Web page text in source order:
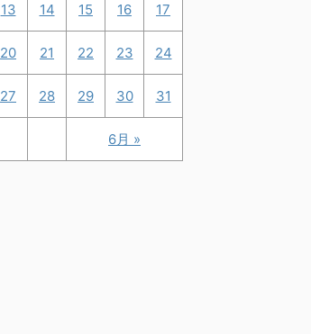
6月 »
13 14 15 16 17
20 21 22 23 24
27 28 29 30 31